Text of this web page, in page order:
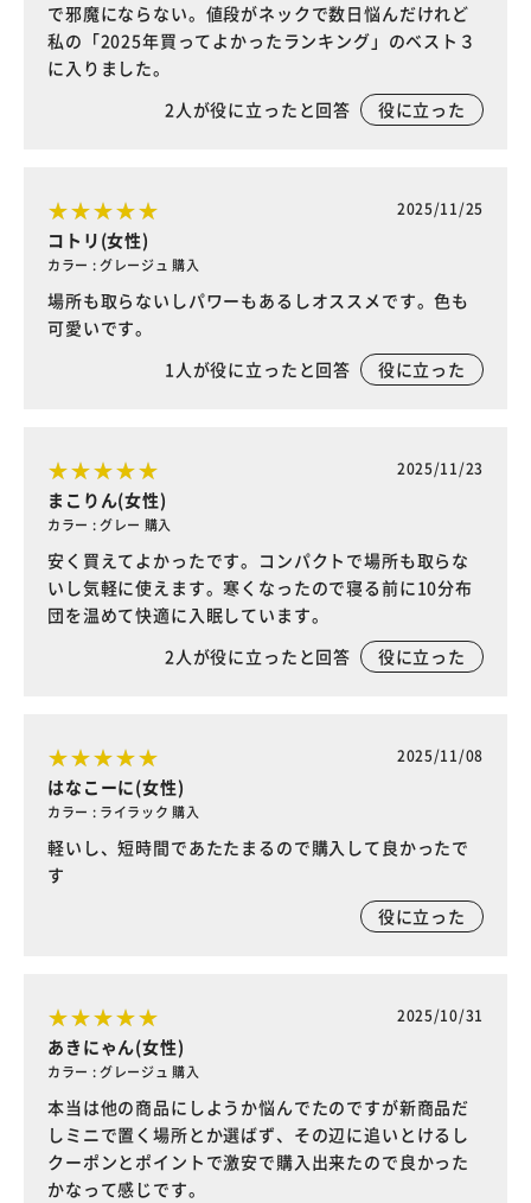
で邪魔にならない。値段がネックで数日悩んだけれど
私の「2025年買ってよかったランキング」のベスト３
に入りました。
2人が役に立ったと回答 役に立った
2025/11/25
コトリ(女性)
カラー : グレージュ 購入
場所も取らないしパワーもあるしオススメです。色も
可愛いです。
1人が役に立ったと回答 役に立った
2025/11/23
まこりん(女性)
カラー : グレー 購入
安く買えてよかったです。コンパクトで場所も取らな
いし気軽に使えます。寒くなったので寝る前に10分布
団を温めて快適に入眠しています。
2人が役に立ったと回答 役に立った
2025/11/08
はなこーに(女性)
カラー : ライラック 購入
軽いし、短時間であたたまるので購入して良かったで
す
役に立った
2025/10/31
あきにゃん(女性)
カラー : グレージュ 購入
本当は他の商品にしようか悩んでたのですが新商品だ
しミニで置く場所とか選ばず、その辺に追いとけるし
クーポンとポイントで激安で購入出来たので良かった
かなって感じです。